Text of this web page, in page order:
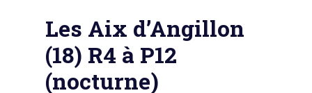
Les Aix d’Angillon
(18) R4 à P12
(nocturne)